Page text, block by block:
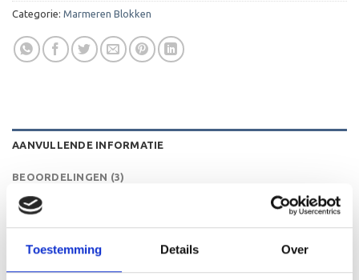
Toestemming Details Over
Categorie: Marmeren Blokken
AANVULLENDE INFORMATIE
BEOORDELINGEN (3)
100x100x30 mm